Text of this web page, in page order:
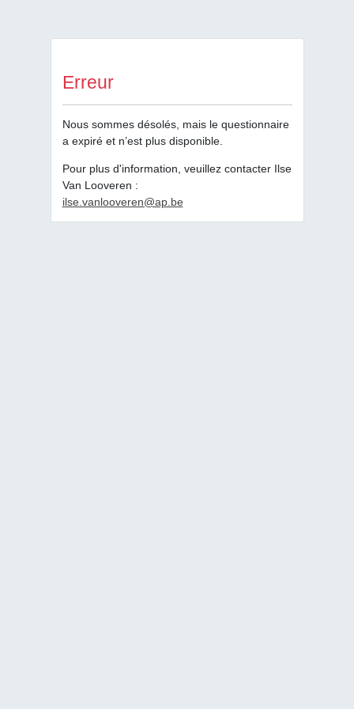
Erreur
Nous sommes désolés, mais le questionnaire
a expiré et n’est plus disponible.
Pour plus d'information, veuillez contacter Ilse
Van Looveren :
ilse.vanlooveren@ap.be